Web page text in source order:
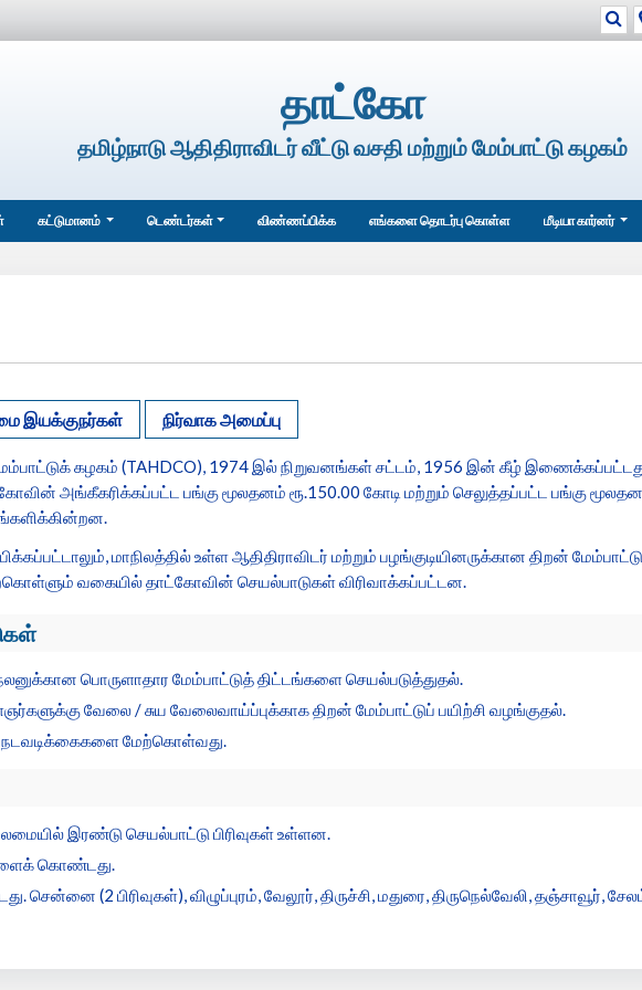
தாட்கோ
தமிழ்நாடு ஆதிதிராவிடர் வீட்டு வசதி மற்றும் மேம்பாட்டு கழகம்
கட்டுமானம் டெண்டர்கள் விண்ணப்பிக்க எங்களை தொடர்பு கொள்ள மீடியா கார்னர்
இயக்குநர்கள் நிர்வாக அமைப்பு
மேம்பாட்டுக் கழகம் (TAHDCO), 1974 இல் நிறுவனங்கள் சட்டம், 1956 இன் கீழ்
அங்கீகரிக்கப்பட்ட பங்கு மூலதனம் ரூ.150.00 கோடி மற்றும் செலுத்தப்பட்ட பங்கு மூலதனம்
மாநிலத்தில் உள்ள ஆதிதிராவிடர் மற்றும் பழங்குடியினருக்கான திறன்
வகையில் தாட்கோவின் செயல்பாடுகள் விரிவாக்கப்பட்டன.
நலனுக்கான பொருளாதார மேம்பாட்டுத் திட்டங்களை செயல்படுத்துதல்.
வேலை / சுய வேலைவாய்ப்புக்காக திறன் மேம்பாட்டுப் பயிற்சி வழங்குதல்.
நடவடிக்கைகளை மேற்கொள்வது.
இரண்டு செயல்பாட்டு பிரிவுகள் உள்ளன.
கொண்டது.
(2 பிரிவுகள்), விழுப்புரம், வேலூர், திருச்சி, மதுரை, திருநெல்வேலி, தஞ்சாவூர்,